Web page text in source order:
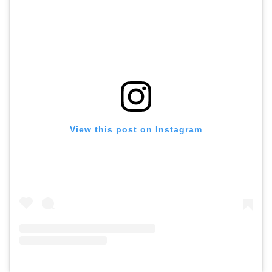
View this post on Instagram